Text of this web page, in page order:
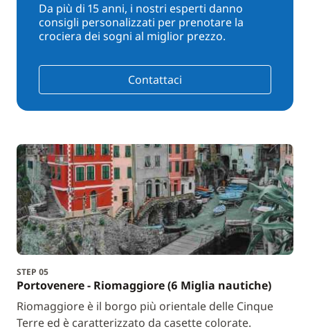
Da più di 15 anni, i nostri esperti danno
consigli personalizzati per prenotare la
crociera dei sogni al miglior prezzo.
Contattaci
STEP 05
Portovenere - Riomaggiore (6 Miglia nautiche)
Riomaggiore è il borgo più orientale delle Cinque
Terre ed è caratterizzato da casette colorate.